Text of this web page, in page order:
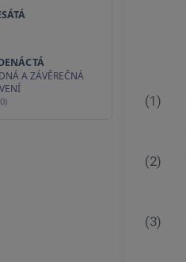
A ZÁVĚREČNÁ
(1)
(2)
(3)